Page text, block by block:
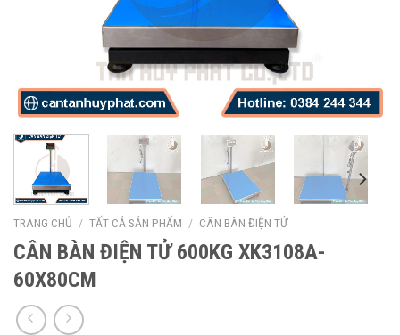
TRANG CHỦ / TẤT CẢ SẢN PHẨM / CÂN BÀN ĐIỆN TỬ
CÂN BÀN ĐIỆN TỬ 600KG XK3108A-
60X80CM